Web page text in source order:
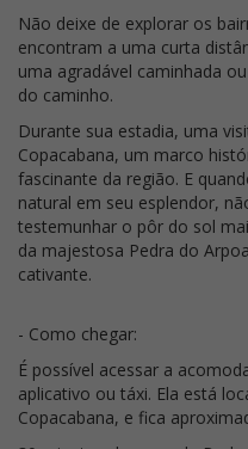
Não deixe de explorar os
encontram a uma curta
uma agradável caminhada
do caminho.
Durante sua estadia, uma
Copacabana, um marco
fascinante da região. E
natural em seu esplendor,
testemunhar o pôr do sol
da majestosa Pedra do
cativante.
- Como chegar:
É possível acessar a
aplicativo ou táxi. Ela está
Copacabana, e fica